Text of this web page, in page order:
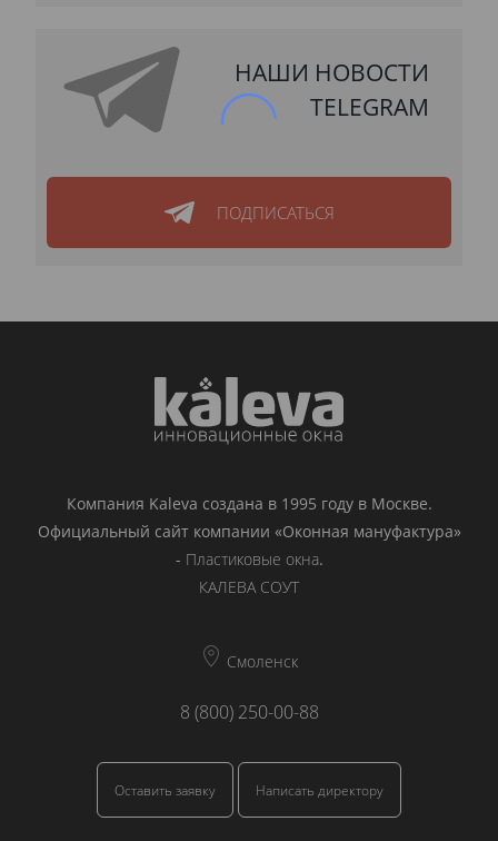
НАШИ НОВОСТИ
TELEGRAM
ПОДПИСАТЬСЯ
Компания Kaleva создана в 1995 году в Москве.
Официальный сайт компании «Оконная мануфактура»
- Пластиковые окна.
КАЛЕВА СОУТ
Смоленск
8 (800) 250-00-88
Оставить заявку Написать директору